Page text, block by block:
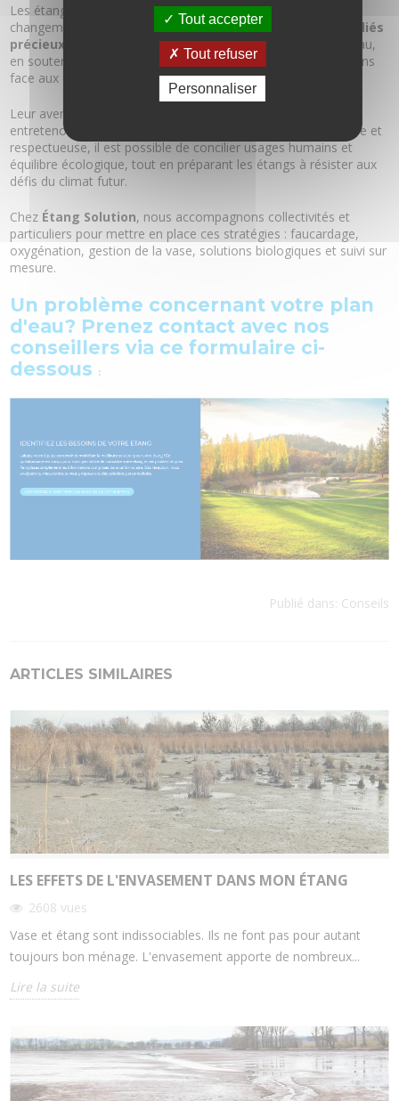
Les étangs sont parmi les milieux les plus exposés au
changement climatique, mais ils peuvent aussi devenir des
alliés
précieux
dans l’adaptation de nos territoires. En stockant l’eau,
en soutenant la biodiversité et en offrant des espaces tampons
face aux excès climatiques, ils jouent un rôle essentiel.
Leur avenir dépend toutefois de la manière dont nous les
entretenons aujourd’hui. Avec une gestion adaptée, raisonnée et
respectueuse, il est possible de concilier usages humains et
équilibre écologique, tout en préparant les étangs à résister aux
défis du climat futur.
Chez Étang Solution, nous accompagnons collectivités et
particuliers pour mettre en place ces stratégies : faucardage,
oxygénation, gestion de la vase, solutions biologiques et suivi sur
mesure.
Un problème concernant votre plan
d'eau? Prenez contact avec nos
conseillers via ce formulaire ci-
dessous :
Publié dans: Conseils
ARTICLES SIMILAIRES
LES EFFETS DE L'ENVASEMENT DANS MON ÉTANG
2608vues
Vase et étang sont indissociables. Ils ne font pas pour autant
toujours bon ménage. L'envasement apporte de nombreux...
Lire la suite
Tout accepter
Tout refuser
Personnaliser